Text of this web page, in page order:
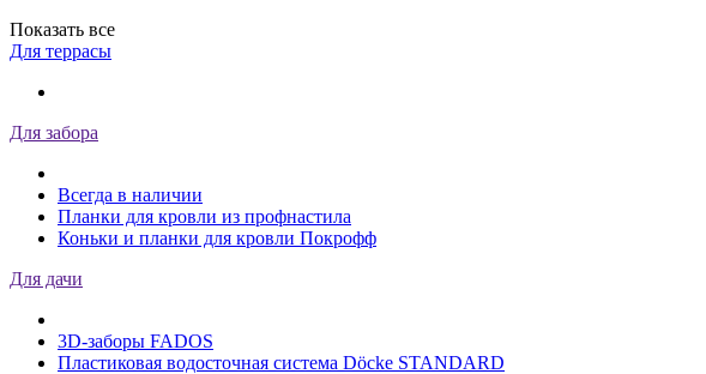
Показать все
Для террасы
Для забора
Всегда в наличии
Планки для кровли из профнастила
Коньки и планки для кровли Покрофф
Для дачи
3D-заборы FADOS
Пластиковая водосточная система Döcke STANDARD